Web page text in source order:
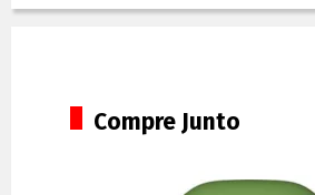
Compre Junto